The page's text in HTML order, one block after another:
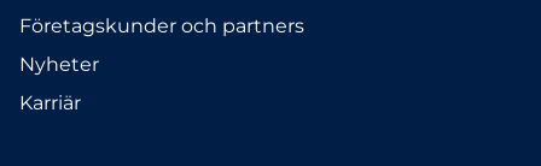
Företagskunder och partners
Nyheter
Karriär